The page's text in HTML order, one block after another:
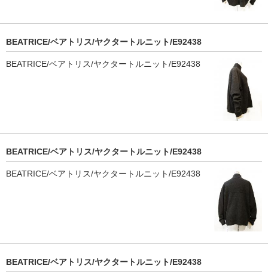
BEATRICE/ベアトリス/ヤクタートルニット/E92438
BEATRICE/ベアトリス/ヤクタートルニット/E92438
BEATRICE/ベアトリス/ヤクタートルニット/E92438
BEATRICE/ベアトリス/ヤクタートルニット/E92438
BEATRICE/ベアトリス/ヤクタートルニット/E92438